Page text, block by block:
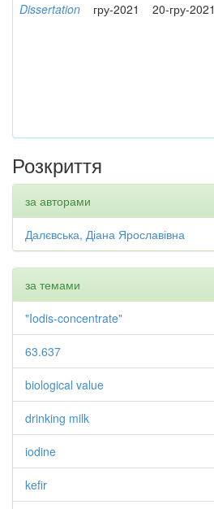
Dissertation гру-2021 20-гру-2021
Розкриття
за авторами
Далєвська, Діана Ярославівна
за темами
"Iodis-concentrate"
63.637
biological value
drinking milk
iodine
kefir